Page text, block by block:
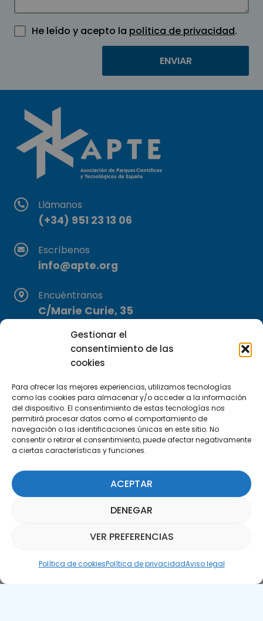
Gestionar el
consentimiento de las
cookies
Para ofrecer las mejores experiencias, utilizamos tecnologías
como las cookies para almacenar y/o acceder a la información
del dispositivo. El consentimiento de estas tecnologías nos
permitirá procesar datos como el comportamiento de
navegación o las identificaciones únicas en este sitio. No
consentir o retirar el consentimiento, puede afectar negativamente
a ciertas características y funciones.
ACEPTAR
DENEGAR
VER PREFERENCIAS
Política de cookiesPolítica de privacidadAviso legal
He leído y acepto la política de privacidad.
Llámanos
(+34) 951 23 13 06
Escríbenos
info@apte.org
Encuéntranos
C/Marie Curie, 35
29590 Campanillas, Málaga
Suscríbete a nuestra Newsletter
SUSCRÍBETE AQUÍ